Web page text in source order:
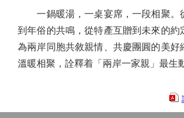
一鍋暖湯，一桌宴席，一段相聚。
到年俗的共鳴，從特產互贈到未來的約
為兩岸同胞共敘親情、共慶團圓的美好
溫暖相聚，詮釋着「兩岸一家親」最生